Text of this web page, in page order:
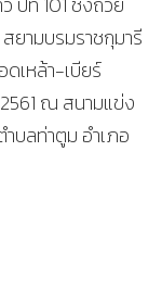
ยามบรมราชกุมารี
เหล้า-เบียร์
ณ สนามแข่ง
ำบลท่าตูม อำเภอ